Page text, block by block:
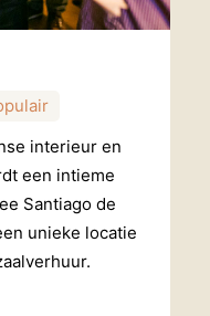
interieur en
een intieme
Santiago de
unieke locatie